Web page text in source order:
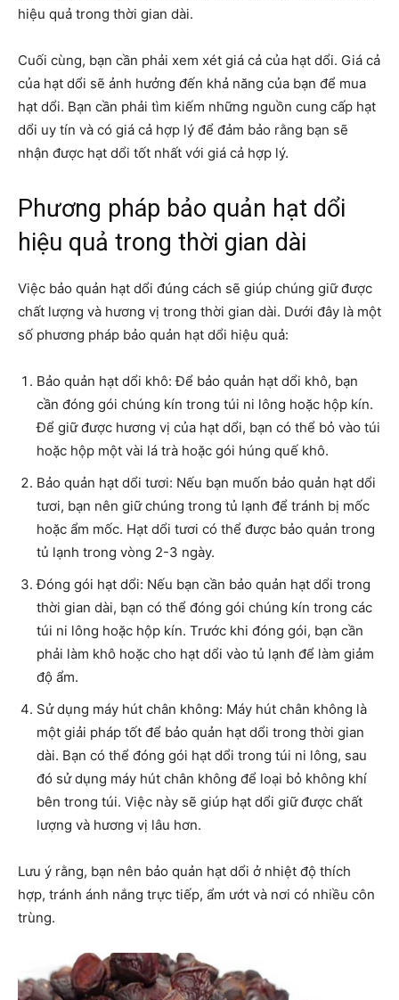
hiệu quả trong thời gian dài.
Cuối cùng, bạn cần phải xem xét giá cả của hạt dổi. Giá cả
của hạt dổi sẽ ảnh hưởng đến khả năng của bạn để mua
hạt dổi. Bạn cần phải tìm kiếm những nguồn cung cấp hạt
dổi uy tín và có giá cả hợp lý để đảm bảo rằng bạn sẽ
nhận được hạt dổi tốt nhất với giá cả hợp lý.
Phương pháp bảo quản hạt dổi
hiệu quả trong thời gian dài
Việc bảo quản hạt dổi đúng cách sẽ giúp chúng giữ được
chất lượng và hương vị trong thời gian dài. Dưới đây là một
số phương pháp bảo quản hạt dổi hiệu quả:
Bảo quản hạt dổi khô: Để bảo quản hạt dổi khô, bạn
cần đóng gói chúng kín trong túi ni lông hoặc hộp kín.
Để giữ được hương vị của hạt dổi, bạn có thể bỏ vào túi
hoặc hộp một vài lá trà hoặc gói húng quế khô.
Bảo quản hạt dổi tươi: Nếu bạn muốn bảo quản hạt dổi
tươi, bạn nên giữ chúng trong tủ lạnh để tránh bị mốc
hoặc ẩm mốc. Hạt dổi tươi có thể được bảo quản trong
tủ lạnh trong vòng 2-3 ngày.
Đóng gói hạt dổi: Nếu bạn cần bảo quản hạt dổi trong
thời gian dài, bạn có thể đóng gói chúng kín trong các
túi ni lông hoặc hộp kín. Trước khi đóng gói, bạn cần
phải làm khô hoặc cho hạt dổi vào tủ lạnh để làm giảm
độ ẩm.
Sử dụng máy hút chân không: Máy hút chân không là
một giải pháp tốt để bảo quản hạt dổi trong thời gian
dài. Bạn có thể đóng gói hạt dổi trong túi ni lông, sau
đó sử dụng máy hút chân không để loại bỏ không khí
bên trong túi. Việc này sẽ giúp hạt dổi giữ được chất
lượng và hương vị lâu hơn.
Lưu ý rằng, bạn nên bảo quản hạt dổi ở nhiệt độ thích
hợp, tránh ánh nắng trực tiếp, ẩm ướt và nơi có nhiều côn
trùng.